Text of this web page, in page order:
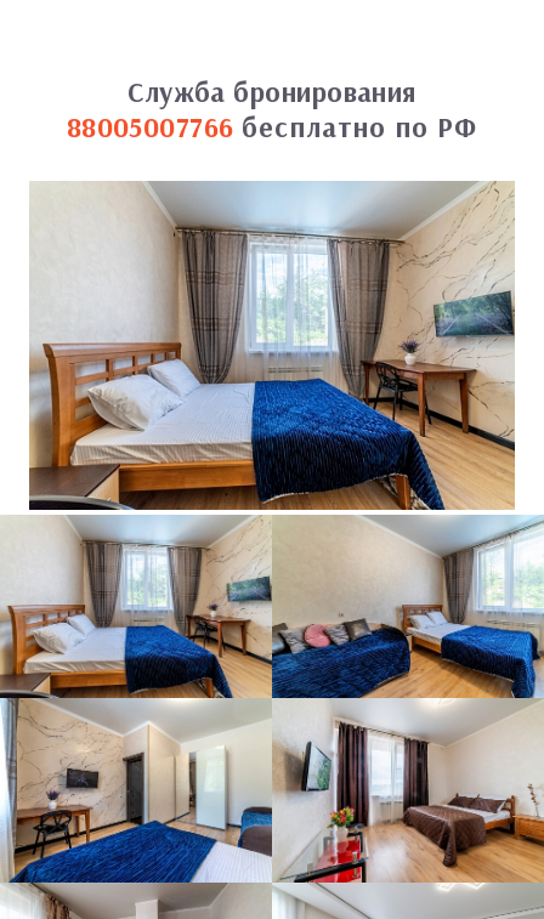
Служба бронирования
88005007766 бесплатно по РФ